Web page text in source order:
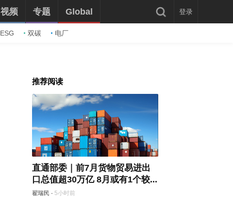
ESG 双碳 电厂
视频 专题 Global 登录
推荐阅读
直通部委｜前7月货物贸易进出
口总值超30万亿 8月或有1个较...
翟瑞民 · 5小时前